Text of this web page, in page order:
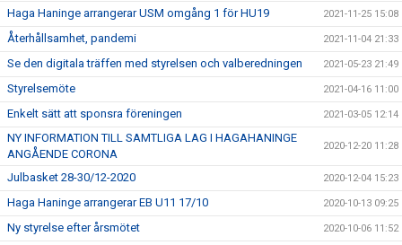
Haga Haninge arrangerar USM omgång 1 för HU19 2021-11-25 15:08
Återhållsamhet, pandemi 2021-11-04 21:33
Se den digitala träffen med styrelsen och valberedningen 2021-05-23 21:49
Styrelsemöte 2021-04-16 11:00
Enkelt sätt att sponsra föreningen 2021-03-05 12:14
NY INFORMATION TILL SAMTLIGA LAG I HAGAHANINGE
ANGÅENDE CORONA
2020-12-20 11:28
Julbasket 28-30/12-2020 2020-12-04 15:23
Haga Haninge arrangerar EB U11 17/10 2020-10-13 09:25
Ny styrelse efter årsmötet 2020-10-06 11:52